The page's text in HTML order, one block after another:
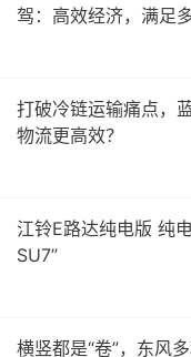
驾：高效经济，满足
打破冷链运输痛点，
物流更高效？
江铃E路达纯电版 纯
SU7”
横竖都是“卷”，东风